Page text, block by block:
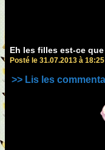
Eh les filles est-ce
Posté le 31.07.2013 à
>> Lis les